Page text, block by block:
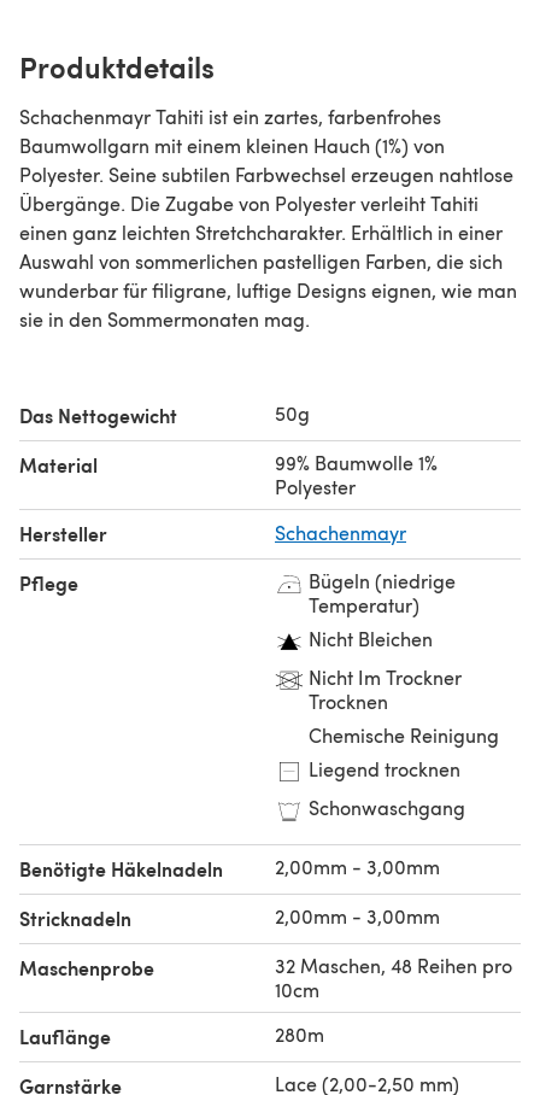
Produktdetails
Schachenmayr Tahiti ist ein zartes, farbenfrohes
Baumwollgarn mit einem kleinen Hauch (1%) von
Polyester. Seine subtilen Farbwechsel erzeugen nahtlose
Übergänge. Die Zugabe von Polyester verleiht Tahiti
einen ganz leichten Stretchcharakter. Erhältlich in einer
Auswahl von sommerlichen pastelligen Farben, die sich
wunderbar für filigrane, luftige Designs eignen, wie man
sie in den Sommermonaten mag.
Das Nettogewicht 50g
Material
99% Baumwolle 1%
Polyester
Hersteller Schachenmayr
Pflege
Bügeln (niedrige
Temperatur)
Nicht Bleichen
Nicht Im Trockner
Trocknen
Chemische Reinigung
Liegend trocknen
Schonwaschgang
Benötigte Häkelnadeln 2,00mm - 3,00mm
Stricknadeln 2,00mm - 3,00mm
Maschenprobe
32 Maschen, 48 Reihen pro
10cm
Lauflänge 280m
Garnstärke Lace (2,00-2,50 mm)